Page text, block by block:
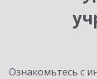
Ознакомьтесь с